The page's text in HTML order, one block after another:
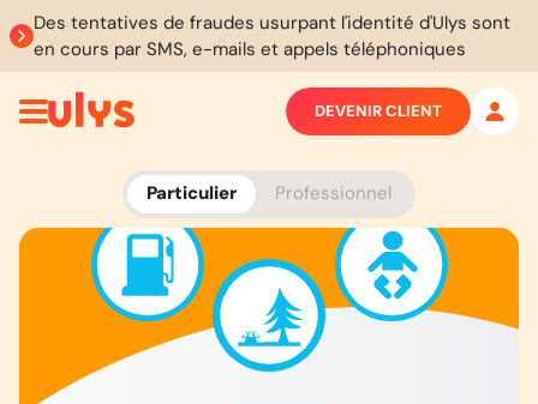
Des tentatives de fraudes usurpant l'identité d'Ulys sont
en cours par SMS, e-mails et appels téléphoniques
Particulier Professionnel
DEVENIR CLIENT